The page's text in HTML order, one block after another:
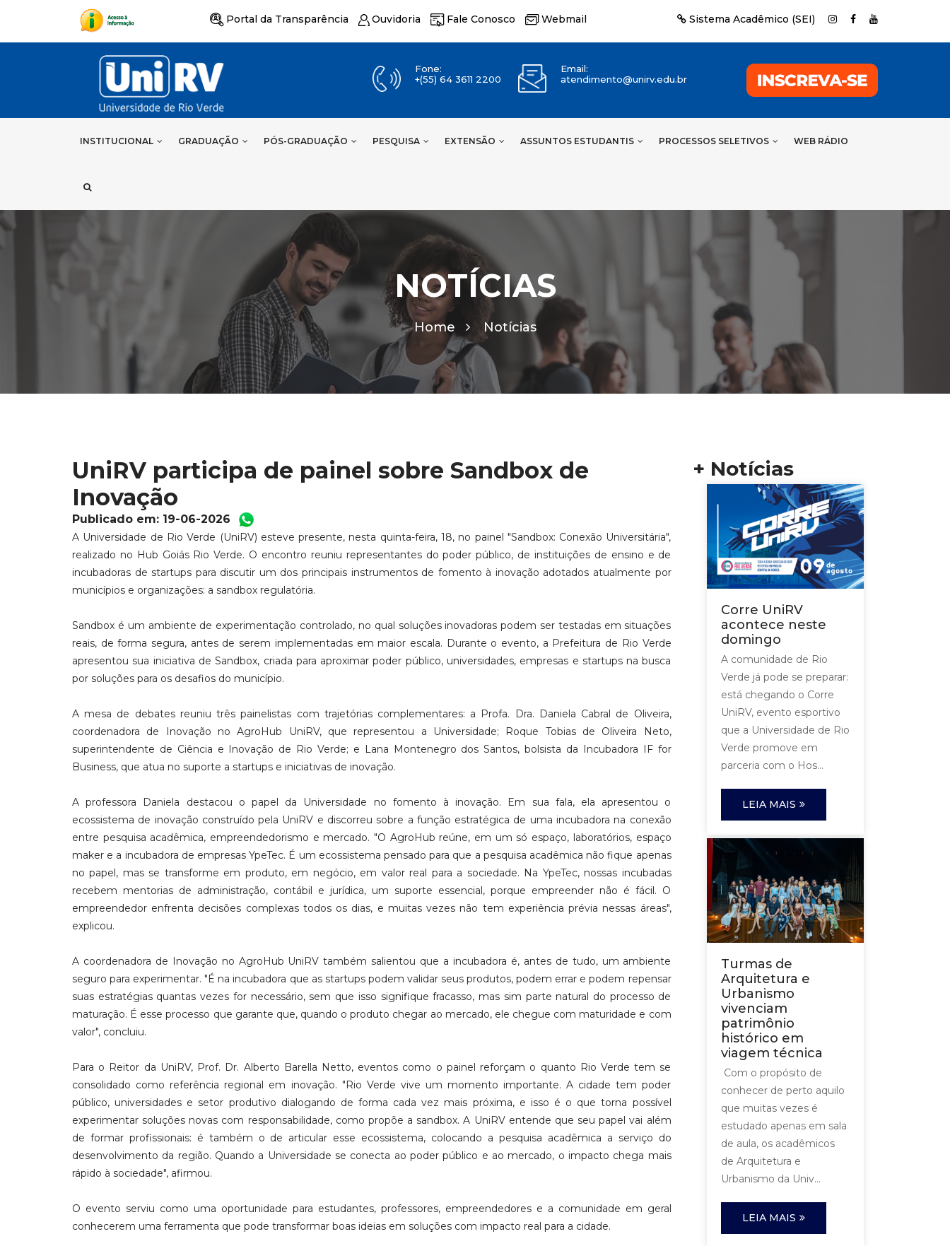
Portal da Transparência Ouvidoria Fale Conosco Webmail Sistema Acadêmico (SEI)
Fone:
+(55) 64 3611 2200
Email:
atendimento@unirv.edu.br
INSTITUCIONAL GRADUAÇÃO PÓS-GRADUAÇÃO PESQUISA EXTENSÃO ASSUNTOS ESTUDANTIS PROCESSOS SELETIVOS WEB RÁDIO
NOTÍCIAS
Home Notícias
UniRV participa de painel sobre Sandbox de
Inovação
Publicado em: 19-06-2026
A Universidade de Rio Verde (UniRV) esteve presente, nesta quinta-feira, 18, no painel "Sandbox: Conexão Universitária",
realizado no Hub Goiás Rio Verde. O encontro reuniu representantes do poder público, de instituições de ensino e de
incubadoras de startups para discutir um dos principais instrumentos de fomento à inovação adotados atualmente por
municípios e organizações: a sandbox regulatória.
Sandbox é um ambiente de experimentação controlado, no qual soluções inovadoras podem ser testadas em situações
reais, de forma segura, antes de serem implementadas em maior escala. Durante o evento, a Prefeitura de Rio Verde
apresentou sua iniciativa de Sandbox, criada para aproximar poder público, universidades, empresas e startups na busca
por soluções para os desafios do município.
A mesa de debates reuniu três painelistas com trajetórias complementares: a Profa. Dra. Daniela Cabral de Oliveira,
coordenadora de Inovação no AgroHub UniRV, que representou a Universidade; Roque Tobias de Oliveira Neto,
superintendente de Ciência e Inovação de Rio Verde; e Lana Montenegro dos Santos, bolsista da Incubadora IF for
Business, que atua no suporte a startups e iniciativas de inovação.
A professora Daniela destacou o papel da Universidade no fomento à inovação. Em sua fala, ela apresentou o
ecossistema de inovação construído pela UniRV e discorreu sobre a função estratégica de uma incubadora na conexão
entre pesquisa acadêmica, empreendedorismo e mercado. "O AgroHub reúne, em um só espaço, laboratórios, espaço
maker e a incubadora de empresas YpeTec. É um ecossistema pensado para que a pesquisa acadêmica não fique apenas
no papel, mas se transforme em produto, em negócio, em valor real para a sociedade. Na YpeTec, nossas incubadas
recebem mentorias de administração, contábil e jurídica, um suporte essencial, porque empreender não é fácil. O
empreendedor enfrenta decisões complexas todos os dias, e muitas vezes não tem experiência prévia nessas áreas",
explicou.
A coordenadora de Inovação no AgroHub UniRV também salientou que a incubadora é, antes de tudo, um ambiente
seguro para experimentar. "É na incubadora que as startups podem validar seus produtos, podem errar e podem repensar
suas estratégias quantas vezes for necessário, sem que isso signifique fracasso, mas sim parte natural do processo de
maturação. É esse processo que garante que, quando o produto chegar ao mercado, ele chegue com maturidade e com
valor", concluiu.
Para o Reitor da UniRV, Prof. Dr. Alberto Barella Netto, eventos como o painel reforçam o quanto Rio Verde tem se
consolidado como referência regional em inovação. "Rio Verde vive um momento importante. A cidade tem poder
público, universidades e setor produtivo dialogando de forma cada vez mais próxima, e isso é o que torna possível
experimentar soluções novas com responsabilidade, como propõe a sandbox. A UniRV entende que seu papel vai além
de formar profissionais: é também o de articular esse ecossistema, colocando a pesquisa acadêmica a serviço do
desenvolvimento da região. Quando a Universidade se conecta ao poder público e ao mercado, o impacto chega mais
rápido à sociedade", afirmou.
O evento serviu como uma oportunidade para estudantes, professores, empreendedores e a comunidade em geral
conhecerem uma ferramenta que pode transformar boas ideias em soluções com impacto real para a cidade.
+ Notícias
Corre UniRV
acontece neste
domingo
A comunidade de Rio
Verde já pode se preparar:
está chegando o Corre
UniRV, evento esportivo
que a Universidade de Rio
Verde promove em
parceria com o Hos...
LEIA MAIS
Turmas de
Arquitetura e
Urbanismo
vivenciam
patrimônio
histórico em
viagem técnica
Com o propósito de
conhecer de perto aquilo
que muitas vezes é
estudado apenas em sala
de aula, os acadêmicos
de Arquitetura e
Urbanismo da Univ...
LEIA MAIS